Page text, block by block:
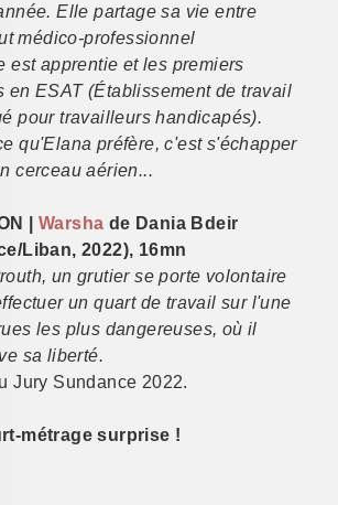
Elle partage sa vie entre
médico-professionnel
est apprentie et les premiers
en ESAT (Établissement de travail
pour travailleurs handicapés).
qu'Elana préfère, c'est s'échapper
cerceau aérien...
|Warsha de Dania Bdeir
Liban, 2022), 16mn
un grutier se porte volontaire
un quart de travail sur l'une
les plus dangereuses, où il
sa liberté.
Jury Sundance 2022.
métrage surprise !